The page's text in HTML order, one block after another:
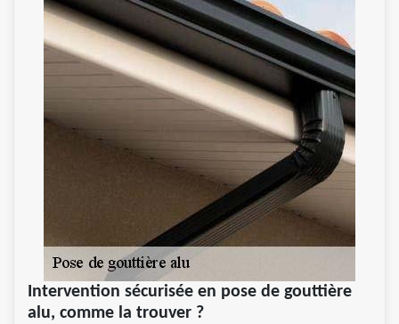
Intervention sécurisée en pose de gouttière
alu, comme la trouver ?